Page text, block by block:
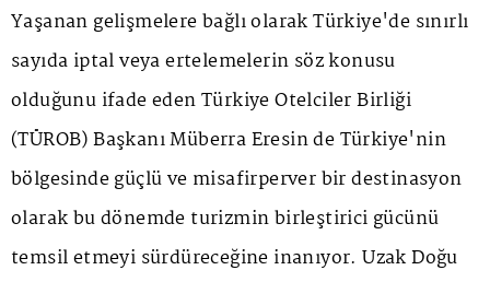
Yaşanan gelişmelere bağlı olarak Türkiye'de sınırlı
sayıda iptal veya ertelemelerin söz konusu
olduğunu ifade eden Türkiye Otelciler Birliği
(TÜROB) Başkanı Müberra Eresin de Türkiye'nin
bölgesinde güçlü ve misafirperver bir destinasyon
olarak bu dönemde turizmin birleştirici gücünü
temsil etmeyi sürdüreceğine inanıyor. Uzak Doğu